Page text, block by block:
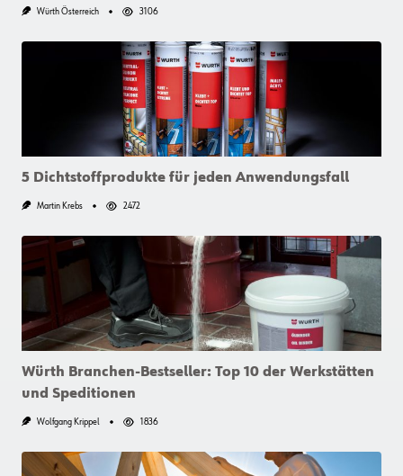
Würth Österreich 3106
5 Dichtstoffprodukte für jeden Anwendungsfall
Martin Krebs 2472
Würth Branchen-Bestseller: Top 10 der Werkstätten
und Speditionen
Wolfgang Krippel 1836